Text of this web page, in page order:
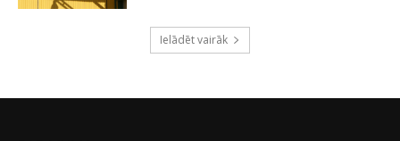
Ielādēt vairāk